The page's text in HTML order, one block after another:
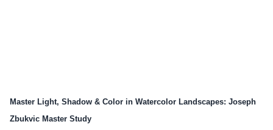
Master Light, Shadow & Color in Watercolor Landscapes: Joseph
Zbukvic Master Study